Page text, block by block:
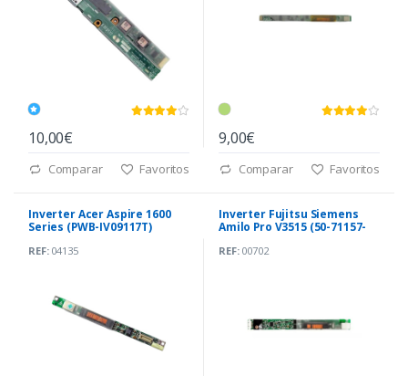
10,00€
Comparar Favoritos
9,00€
Comparar Favoritos
Inverter Acer Aspire 1600
Series (PWB-IV09117T)
REF:04135
Inverter Fujitsu Siemens
Amilo Pro V3515 (50-71157-
REF:00702